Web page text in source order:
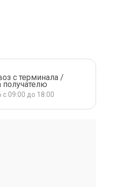
с терминала /
получателю
с 09:00 до 18:00